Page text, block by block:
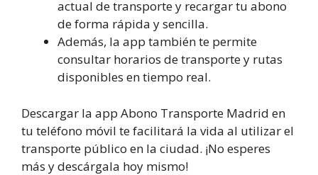
actual de transporte y recargar tu abono
de forma rápida y sencilla.
Además, la app también te permite
consultar horarios de transporte y rutas
disponibles en tiempo real.
Descargar la app Abono Transporte Madrid en
tu teléfono móvil te facilitará la vida al utilizar el
transporte público en la ciudad. ¡No esperes
más y descárgala hoy mismo!